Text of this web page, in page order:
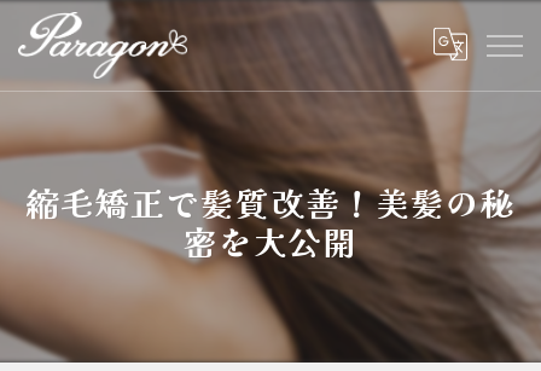
縮毛矯正で髪質改善！美髪の秘
密を大公開